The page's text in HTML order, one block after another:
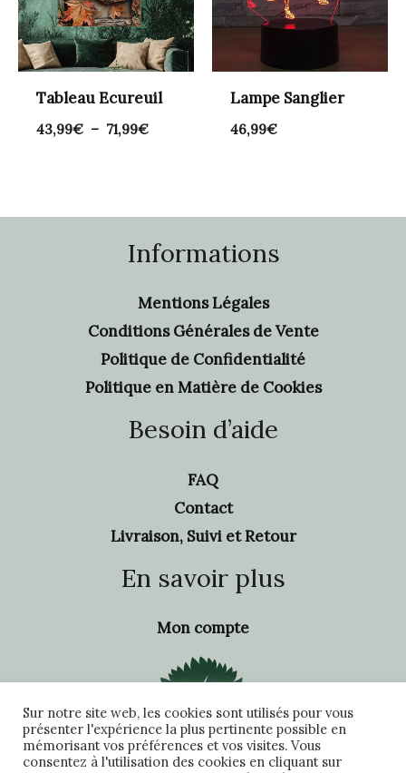
Tableau Ecureuil
43,99€ – 71,99€
Lampe Sanglier
46,99€
Informations
Mentions Légales
Conditions Générales de Vente
Politique de Confidentialité
Politique en Matière de Cookies
Besoin d’aide
FAQ
Contact
Livraison, Suivi et Retour
En savoir plus
Mon compte
Sur notre site web, les cookies sont utilisés pour vous
présenter l'expérience la plus pertinente possible en
mémorisant vos préférences et vos visites. Vous
consentez à l'utilisation des cookies en cliquant sur